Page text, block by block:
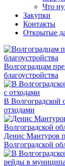
Что
Закупки
Контакты
Открытые
Волгоградцам
благоустройства
В Волгоградской
отходами
Денис Мантуров
Волгоградской